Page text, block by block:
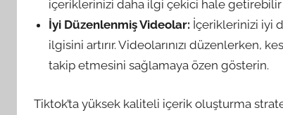
içeriklerinizi daha ilgi çekici hale
İyi Düzenlenmiş Videolar: İçeriklerinizi iyi
ilgisini artırır. Videolarınızı düzenlerken,
takip etmesini sağlamaya özen gösterin.
Tiktok’ta yüksek kaliteli içerik oluşturma